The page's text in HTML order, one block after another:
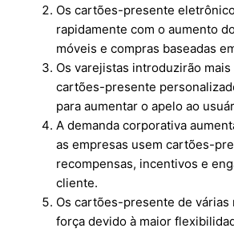
Os cartões-presente
rapidamente com o aumento
móveis e compras baseadas
Os varejistas introduzirão
cartões-presente
para aumentar o apelo ao
A demanda corporativa
as empresas usem cartões-
recompensas, incentivos e
cliente.
Os cartões-presente de várias
força devido à maior